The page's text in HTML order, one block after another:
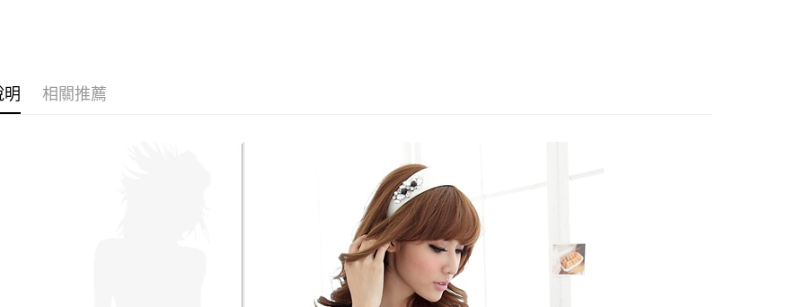
１．透過由恩沛科技股份有限公司提供之「AFTEE先享後付」服務完成之
交易，需依本服務之必要範圍內提供個人資料，並將交易相關給付款項請
求債權轉讓予恩沛科技股份有限公司。
２．關於個人資料處理事宜，請瀏覽以下網址：
https://aftee.tw/terms/#terms3
３．未成年的使用者請事先徵得法定代理人或監護人之同意方可使用
「AFTEE先享後付」，若未經同意申辦者引起之損失，本公司不負相關責
４．使用「AFTEE先享後付」時，將依據個別帳號之用戶狀況，依本公司
每筆NT$100，滿NT$1,000(含以上)免運費
明 相關推薦